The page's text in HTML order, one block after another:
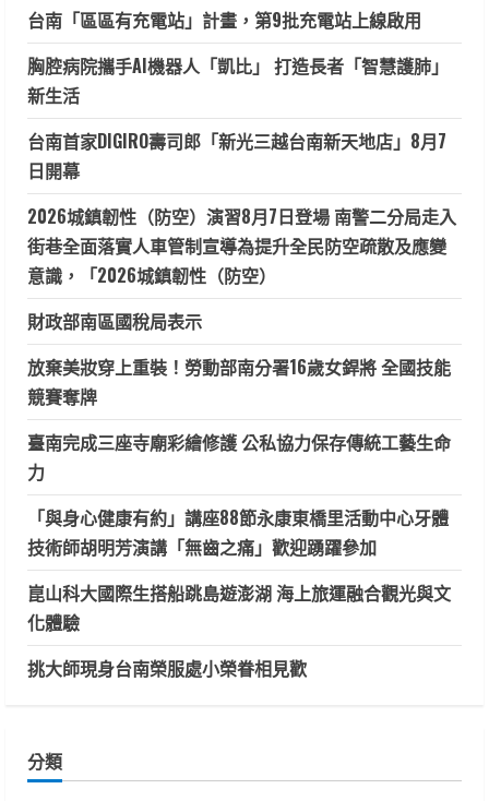
台南「區區有充電站」計畫，第9批充電站上線啟用
胸腔病院攜手AI機器人「凱比」 打造長者「智慧護肺」
新生活
台南首家DIGIRO壽司郎「新光三越台南新天地店」8月7
日開幕
2026城鎮韌性（防空）演習8月7日登場 南警二分局走入
街巷全面落實人車管制宣導為提升全民防空疏散及應變
意識，「2026城鎮韌性（防空）
財政部南區國稅局表示
放棄美妝穿上重裝！勞動部南分署16歲女銲將 全國技能
競賽奪牌
臺南完成三座寺廟彩繪修護 公私協力保存傳統工藝生命
力
「與身心健康有約」講座88節永康東橋里活動中心牙體
技術師胡明芳演講「無齒之痛」歡迎踴躍參加
崑山科大國際生搭船跳島遊澎湖 海上旅運融合觀光與文
化體驗
挑大師現身台南榮服處小榮眷相見歡
分類